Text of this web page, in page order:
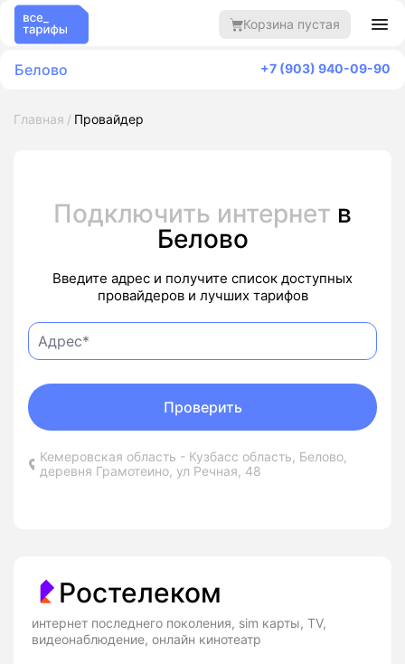
Корзина пустая
Белово +7 (903) 940-09-90
Главная Провайдер
Подключить интернет в
Белово
Введите адрес и получите список доступных
провайдеров и лучших тарифов
Кемеровская область - Кузбасс область, Белово,
деревня Грамотеино, ул Речная, 48
Проверить
Ростелеком
интернет последнего поколения, sim карты, TV,
видеонаблюдение, онлайн кинотеатр